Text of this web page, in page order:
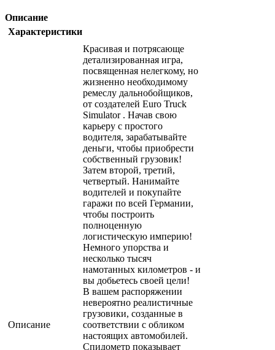
Описание
Характеристики
Описание
Красивая и потрясающе
детализированная игра,
посвященная нелегкому, но
жизненно необходимому
ремеслу дальнобойщиков,
от создателей Euro Truck
Simulator . Начав свою
карьеру с простого
водителя, зарабатывайте
деньги, чтобы приобрести
собственный грузовик!
Затем второй, третий,
четвертый. Нанимайте
водителей и покупайте
гаражи по всей Германии,
чтобы построить
полноценную
логистическую империю!
Немного упорства и
несколько тысяч
намотанных километров - и
вы добьетесь своей цели!
В вашем распоряжении
невероятно реалистичные
грузовики, созданные в
соответствии с обликом
настоящих автомобилей.
Спидометр показывает